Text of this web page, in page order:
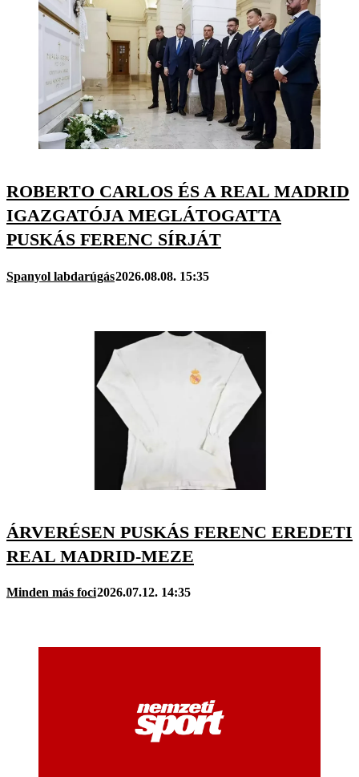
ROBERTO CARLOS ÉS A REAL MADRID
IGAZGATÓJA MEGLÁTOGATTA
PUSKÁS FERENC SÍRJÁT
Spanyol labdarúgás2026.08.08. 15:35
ÁRVERÉSEN PUSKÁS FERENC EREDETI
REAL MADRID-MEZE
Minden más foci2026.07.12. 14:35